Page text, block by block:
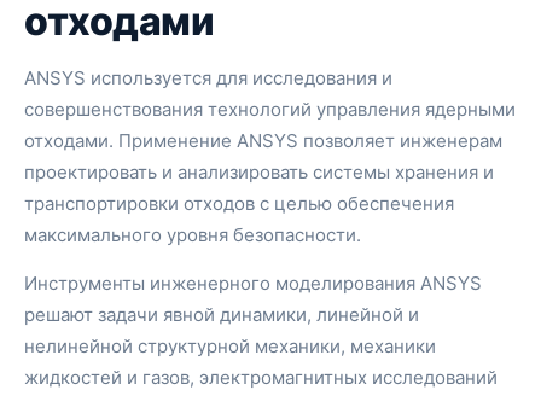
отходами
ANSYS используется для исследования и
совершенствования технологий управления ядерными
отходами. Применение ANSYS позволяет инженерам
проектировать и анализировать системы хранения и
транспортировки отходов с целью обеспечения
максимального уровня безопасности.
Инструменты инженерного моделирования ANSYS
решают задачи явной динамики, линейной и
нелинейной структурной механики, механики
жидкостей и газов, электромагнитных исследований